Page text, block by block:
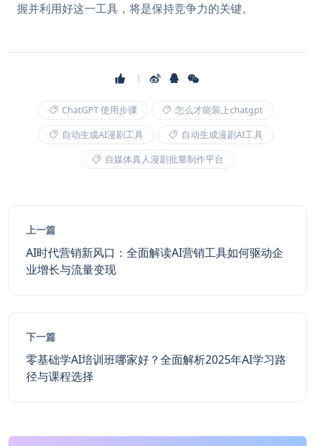
握并利用好这一工具，将是保持竞争力的关键。
ChatGPT 使用步骤
怎么才能装上chatgpt
自动生成AI漫剧工具
自动生成漫剧AI工具
自媒体真人漫剧批量制作平台
上一篇
AI时代营销新风口：全面解读AI营销工具如何驱动企
业增长与流量变现
下一篇
零基础学AI培训班哪家好？全面解析2025年AI学习路
径与课程选择